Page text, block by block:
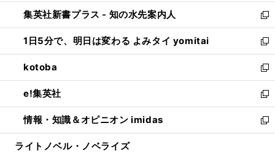
く
ン
ド
ウ
で
開
く
ウ
ィ
ン
ド
ウ
で
開
く
し
い
ウ
ィ
ン
ド
ウ
で
開
く
集英社新書プラス - 知の水先案内人
新
し
い
ウ
ィ
ン
ド
ウ
で
開
1日5分で、明日は変わる よみタイ yomitai
新
し
い
ウ
ィ
ン
ド
ウ
kotoba
新
し
い
ウ
ィ
ン
e!集英社
新
し
い
ウ
情報・知識＆オピニオン imidas
新
し
ライトノベル・ノベライズ